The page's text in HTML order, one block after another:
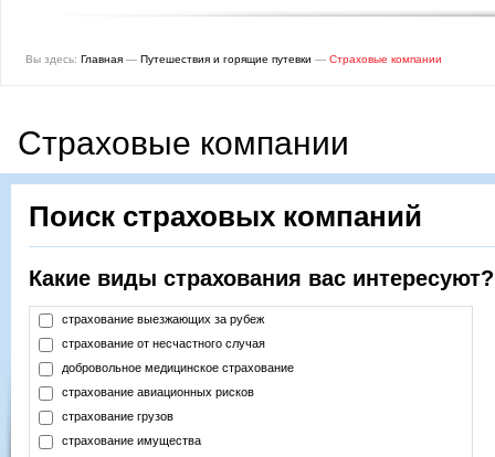
Вы здесь: Главная — Путешествия и горящие путевки — Страховые компании
Страховые компании
Поиск страховых компаний
Какие виды страхования вас интересуют?
страхование выезжающих за рубеж
страхование от несчастного случая
добровольное медицинское страхование
страхование авиационных рисков
страхование грузов
страхование имущества